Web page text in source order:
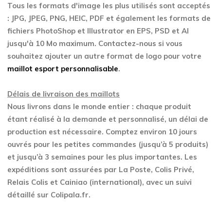
Tous les formats d'image les plus utilisés sont acceptés
: JPG, JPEG, PNG, HEIC, PDF et également les formats de
fichiers PhotoShop et Illustrator en EPS, PSD et AI
jusqu'à 10 Mo maximum. Contactez-nous si vous
souhaitez ajouter un autre format de logo pour votre
maillot esport personnalisable.
Délais de livraison des maillots
Nous livrons dans le monde entier : chaque produit
étant réalisé à la demande et personnalisé, un délai de
production est nécessaire. Comptez environ 10 jours
ouvrés pour les petites commandes (jusqu’à 5 produits)
et jusqu’à 3 semaines pour les plus importantes. Les
expéditions sont assurées par La Poste, Colis Privé,
Relais Colis et Cainiao (international), avec un suivi
détaillé sur Colipala.fr.